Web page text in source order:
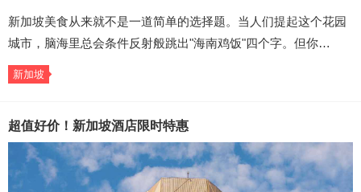
新加坡美食从来就不是一道简单的选择题。当人们提起这个花园
城市，脑海里总会条件反射般跳出"海南鸡饭"四个字。但你…
新加坡
超值好价！新加坡酒店限时特惠